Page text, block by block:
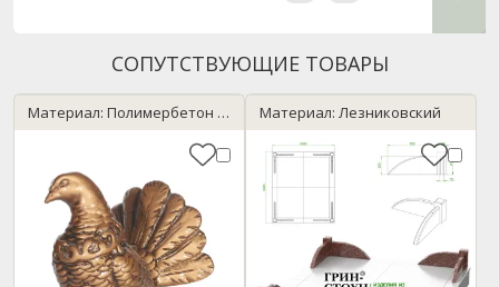
СОПУТСТВУЮЩИЕ ТОВАРЫ
Материал: Полимербетон / бронза Материал: Лезниковский